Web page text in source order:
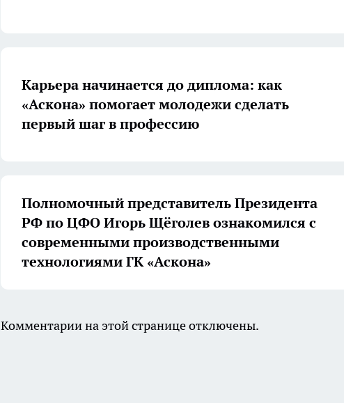
Карьера начинается до диплома: как
«Аскона» помогает молодежи сделать
первый шаг в профессию
Полномочный представитель Президента
РФ по ЦФО Игорь Щёголев ознакомился с
современными производственными
технологиями ГК «Аскона»
Комментарии на этой странице отключены.